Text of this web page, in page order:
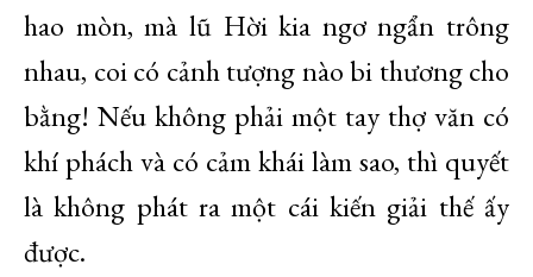
hao mòn, mà lũ Hời kia ngơ ngẩn trông
nhau, coi có cảnh tượng nào bi thương cho
bằng! Nếu không phải một tay thợ văn có
khí phách và có cảm khái làm sao, thì quyết
là không phát ra một cái kiến giải thế ấy
được.